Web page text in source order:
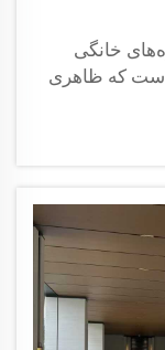
خانگی
که ظاهری
از آن برای
دیوارها
تاج